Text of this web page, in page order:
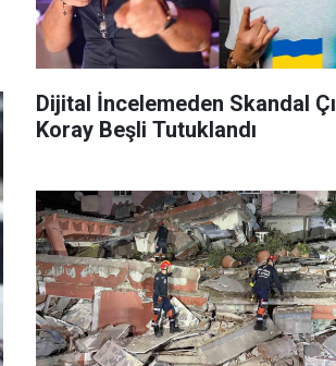
Dijital İncelemeden Skandal
Koray Beşli Tutuklandı